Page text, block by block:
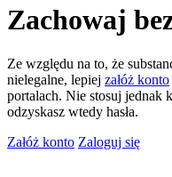
Zachowaj
Ze względu na to, że
nielegalne, lepiej załóż konto
portalach. Nie stosuj jednak
odzyskasz wtedy hasła.
Załóż konto Zaloguj się